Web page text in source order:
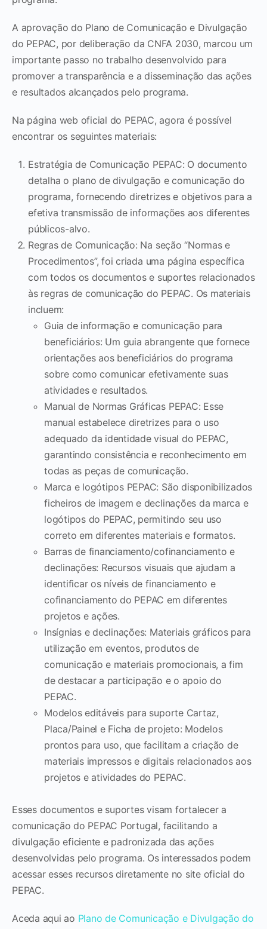
A aprovação do Plano de Comunicação e Divulgação
do PEPAC, por deliberação da CNFA 2030, marcou um
importante passo no trabalho desenvolvido para
promover a transparência e a disseminação das ações
e resultados alcançados pelo programa.
Na página web oficial do PEPAC, agora é possível
encontrar os seguintes materiais:
Estratégia de Comunicação PEPAC: O documento
detalha o plano de divulgação e comunicação do
programa, fornecendo diretrizes e objetivos para a
efetiva transmissão de informações aos diferentes
públicos-alvo.
Regras de Comunicação: Na seção “Normas e
Procedimentos”, foi criada uma página específica
com todos os documentos e suportes relacionados
às regras de comunicação do PEPAC. Os materiais
incluem:
Guia de informação e comunicação para
beneficiários: Um guia abrangente que fornece
orientações aos beneficiários do programa
sobre como comunicar efetivamente suas
atividades e resultados.
Manual de Normas Gráficas PEPAC: Esse
manual estabelece diretrizes para o uso
adequado da identidade visual do PEPAC,
garantindo consistência e reconhecimento em
todas as peças de comunicação.
Marca e logótipos PEPAC: São disponibilizados
ficheiros de imagem e declinações da marca e
logótipos do PEPAC, permitindo seu uso
correto em diferentes materiais e formatos.
Barras de financiamento/cofinanciamento e
declinações: Recursos visuais que ajudam a
identificar os níveis de financiamento e
cofinanciamento do PEPAC em diferentes
projetos e ações.
Insígnias e declinações: Materiais gráficos para
utilização em eventos, produtos de
comunicação e materiais promocionais, a fim
de destacar a participação e o apoio do
PEPAC.
Modelos editáveis para suporte Cartaz,
Placa/Painel e Ficha de projeto: Modelos
prontos para uso, que facilitam a criação de
materiais impressos e digitais relacionados aos
projetos e atividades do PEPAC.
Esses documentos e suportes visam fortalecer a
comunicação do PEPAC Portugal, facilitando a
divulgação eficiente e padronizada das ações
desenvolvidas pelo programa. Os interessados podem
acessar esses recursos diretamente no site oficial do
PEPAC.
Aceda aqui ao Plano de Comunicação e Divulgação do